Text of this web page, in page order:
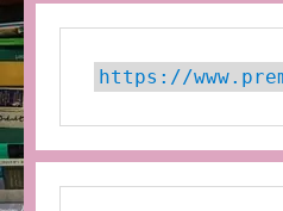
https://